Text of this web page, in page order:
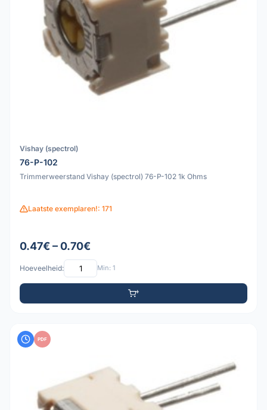
Vishay (spectrol)
76-P-102
Trimmerweerstand Vishay (spectrol) 76-P-102 1k Ohms
Laatste exemplaren!: 171
0.47€ – 0.70€
Hoeveelheid: Min: 1
PDF